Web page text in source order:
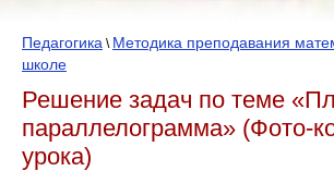
Педагогика \ Методика преподавания
школе
Решение задач по теме
параллелограмма» (Фото-
урока)